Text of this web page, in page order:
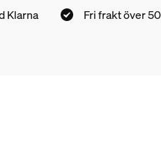
Klarna Fri frakt över